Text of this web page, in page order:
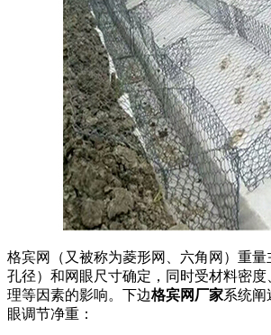
格宾网（又被称为菱形网、六角网）重
孔径）和网眼尺寸确定，同时受材料密
理等因素的影响。下边格宾网厂家系统阐
眼调节净重：